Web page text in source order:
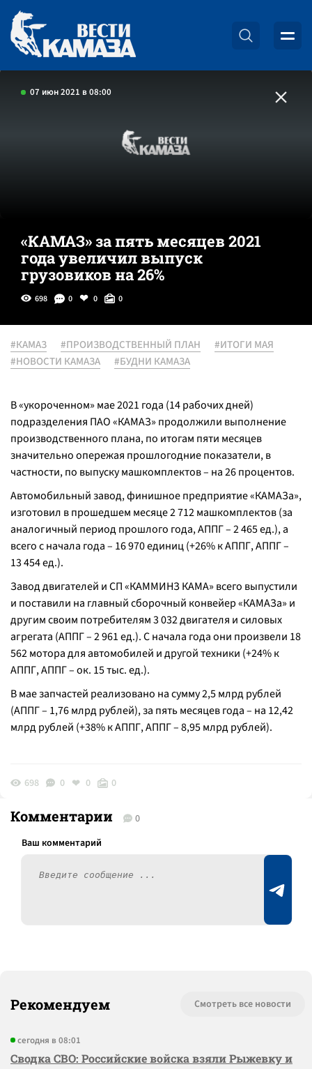
07 июн 2021 в 08:00
«КАМАЗ» за пять месяцев 2021
года увеличил выпуск
грузовиков на 26%
698 0 0 0
#КАМАЗ #ПРОИЗВОДСТВЕННЫЙ ПЛАН
#ИТОГИ МАЯ
#НОВОСТИ КАМАЗА
#БУДНИ КАМАЗА
В «укороченном» мае 2021 года (14 рабочих дней)
подразделения ПАО «КАМАЗ» продолжили выполнение
производственного плана, по итогам пяти месяцев
значительно опережая прошлогодние показатели, в
частности, по выпуску машкомплектов – на 26 процентов.
Автомобильный завод, финишное предприятие «КАМАЗа»,
изготовил в прошедшем месяце 2 712 машкомплектов (за
аналогичный период прошлого года, АППГ – 2 465 ед.), а
всего с начала года – 16 970 единиц (+26% к АППГ, АППГ –
13 454 ед.).
Завод двигателей и СП «КАММИНЗ КАМА» всего выпустили
и поставили на главный сборочный конвейер «КАМАЗа» и
другим своим потребителям 3 032 двигателя и силовых
агрегата (АППГ – 2 961 ед.). С начала года они произвели 18
562 мотора для автомобилей и другой техники (+24% к
АППГ, АППГ – ок. 15 тыс. ед.).
В мае запчастей реализовано на сумму 2,5 млрд рублей
(АППГ – 1,76 млрд рублей), за пять месяцев года – на 12,42
млрд рублей (+38% к АППГ, АППГ – 8,95 млрд рублей).
698 0 0 0
Комментарии 0
Рекомендуем Смотреть все новости
сегодня в 08:01
Сводка СВО: Российские войска взяли Рыжевку и